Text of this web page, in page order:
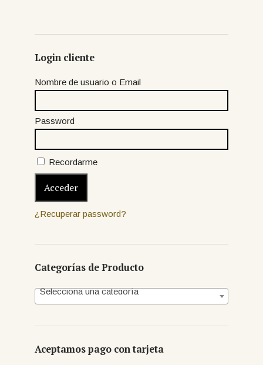
Login cliente
Nombre de usuario o Email
Password
Recordarme
¿Recuperar password?
Categorías de Producto
Selecciona una categoría
Aceptamos pago con tarjeta